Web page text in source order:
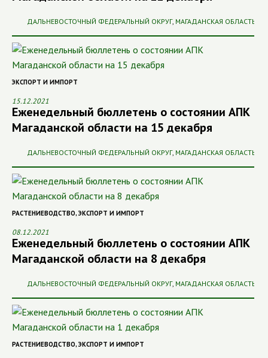
ДАЛЬНЕВОСТОЧНЫЙ ФЕДЕРАЛЬНЫЙ ОКРУГ, МАГАДАНСКАЯ ОБЛАСТЬ
ЭКСПОРТ И ИМПОРТ
15.12.2021
Еженедельный бюллетень о состоянии АПК
Магаданской области на 15 декабря
ДАЛЬНЕВОСТОЧНЫЙ ФЕДЕРАЛЬНЫЙ ОКРУГ, МАГАДАНСКАЯ ОБЛАСТЬ
РАСТЕНИЕВОДСТВО, ЭКСПОРТ И ИМПОРТ
08.12.2021
Еженедельный бюллетень о состоянии АПК
Магаданской области на 8 декабря
ДАЛЬНЕВОСТОЧНЫЙ ФЕДЕРАЛЬНЫЙ ОКРУГ, МАГАДАНСКАЯ ОБЛАСТЬ
РАСТЕНИЕВОДСТВО, ЭКСПОРТ И ИМПОРТ